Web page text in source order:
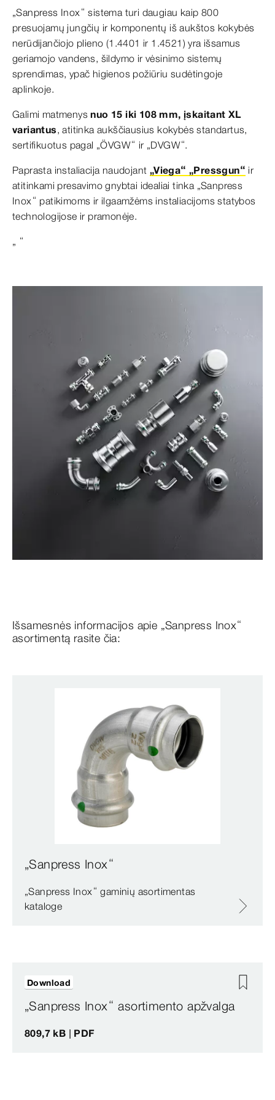
„Sanpress Inox“ sistema turi daugiau kaip 800
presuojamų jungčių ir komponentų iš aukštos kokybės
nerūdijančiojo plieno (1.4401 ir 1.4521) yra išsamus
geriamojo vandens, šildymo ir vėsinimo sistemų
sprendimas, ypač higienos požiūriu sudėtingoje
aplinkoje.
Galimi matmenysnuo 15 iki 108 mm, įskaitant XL
variantus, atitinka aukščiausius kokybės standartus,
sertifikuotus pagal „ÖVGW“ ir „DVGW“.
Paprasta instaliacija naudojant „Viega“ „Pressgun“ ir
atitinkami presavimo gnybtai idealiai tinka „Sanpress
Inox“ patikimoms ir ilgaamžėms instaliacijoms statybos
technologijose ir pramonėje.
„ “
Išsamesnės informacijos apie „Sanpress Inox“
asortimentą rasite čia:
„Sanpress Inox“
„Sanpress Inox“ gaminių asortimentas
kataloge
„Sanpress Inox“ asortimento apžvalga
809,7 kB | PDF
Download